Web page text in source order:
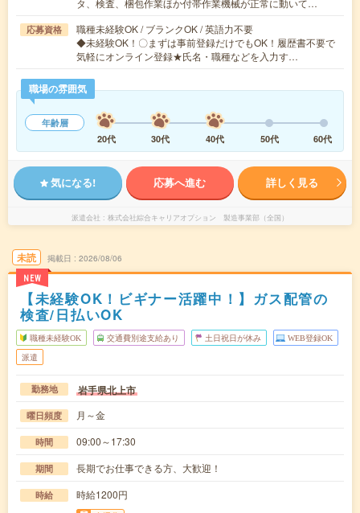
タ、検査、梱包作業ほか付帯作業機械が正常に動いて…
応募資格
職種未経験OK / ブランクOK / 英語力不要
◆未経験OK！〇まずは事前登録だけでもOK！履歴書不要で
気軽にオンライン登録★氏名・職種などを入力す…
職場の雰囲気
年齢層
20代
30代 40代 50代 60代
気になる! 応募へ進む 詳しく見る
派遣会社 株式会社綜合キャリアオプション 製造事業部（全国）
未読
NEW
掲載日 2026/08/06
【未経験OK！ビギナー活躍中！】ガス配管の
検査/日払いOK
職種未経験OK 交通費別途支給あり 土日祝日が休み WEB登録OK
派遣
勤務地 岩手県北上市
曜日頻度 月～金
時間 09:00～17:30
期間 長期でお仕事できる方、大歓迎！
時給 時給1200円